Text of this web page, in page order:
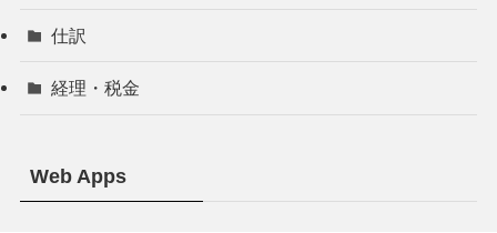
仕訳
経理・税金
Web Apps